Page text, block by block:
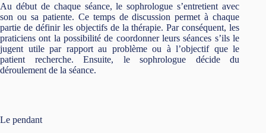
Au début de chaque séance, le sophrologue s’entretient avec
son ou sa patiente. Ce temps de discussion permet à chaque
partie de définir les objectifs de la thérapie. Par conséquent, les
praticiens ont la possibilité de coordonner leurs séances s’ils le
jugent utile par rapport au problème ou à l’objectif que le
patient recherche. Ensuite, le sophrologue décide du
déroulement de la séance.
Le pendant